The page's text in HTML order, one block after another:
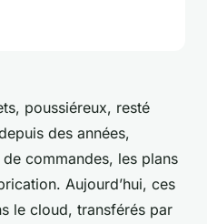
poussiéreux, resté
des années,
commandes, les plans
Aujourd’hui, ces
le cloud, transférés par